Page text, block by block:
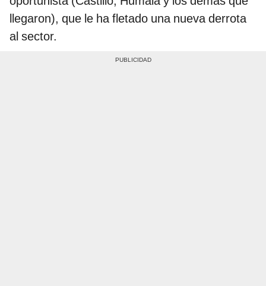
llegaron), que le ha fletado una nueva derrota
al sector.